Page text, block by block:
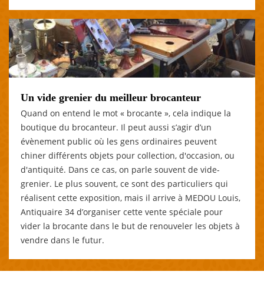
Un vide grenier du meilleur brocanteur
Quand on entend le mot « brocante », cela indique la
boutique du brocanteur. Il peut aussi s’agir d’un
évènement public où les gens ordinaires peuvent
chiner différents objets pour collection, d'occasion, ou
d'antiquité. Dans ce cas, on parle souvent de vide-
grenier. Le plus souvent, ce sont des particuliers qui
réalisent cette exposition, mais il arrive à MEDOU Louis,
Antiquaire 34 d’organiser cette vente spéciale pour
vider la brocante dans le but de renouveler les objets à
vendre dans le futur.